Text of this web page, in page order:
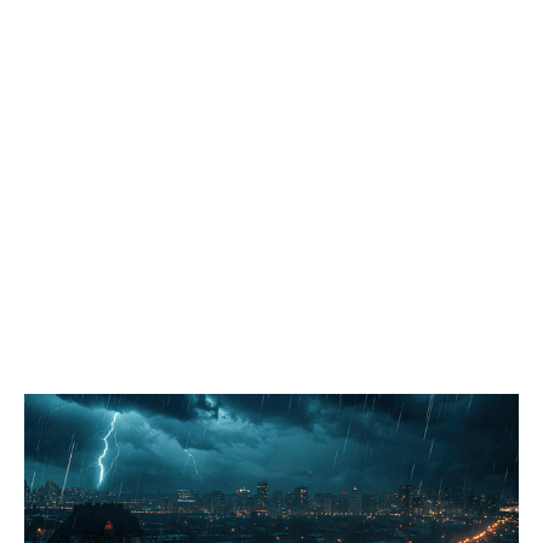
варианты решения нескольких ключевых задач: обеспечение
доступной среды для входной группы муниципального
помещения, которое арендует городское общество слепых по
адресу Мира, 80; комплексное благоустройство территории в
районе школ № 40 и № 29, граничащей с участком
инициативного проекта «Березовая аллея»; обустройство
тротуара вдоль автомобильной дороги по улице Рабочей с